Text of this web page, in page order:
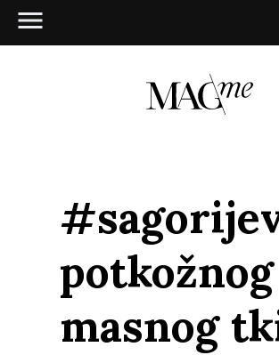
potkožnog
masnog